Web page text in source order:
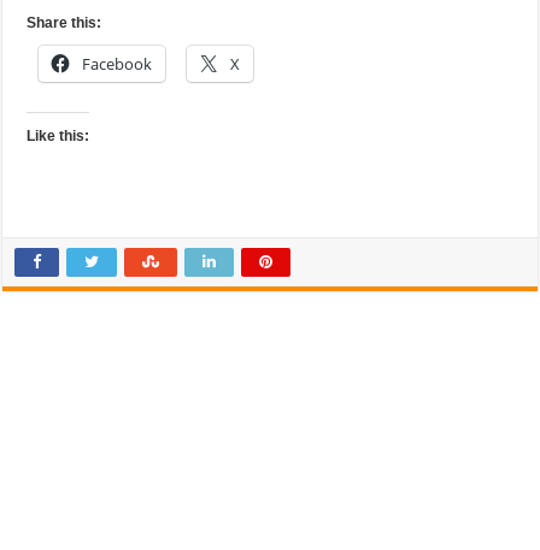
Share this:
Facebook X
Like this: